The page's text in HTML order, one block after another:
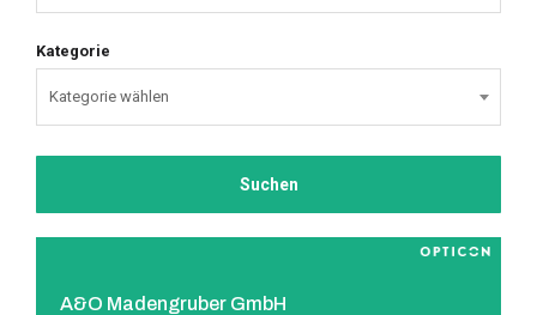
Kategorie
A&O Madengruber GmbH